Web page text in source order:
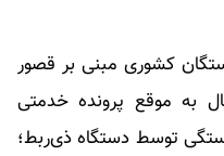
کشوری مبنی بر قصور
به موقع پرونده خدمتی
توسط دستگاه ذی‌ربط؛